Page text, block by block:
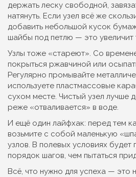
держать леску свободной,
натянуть. Если узел всё же
добавить небольшой кусок
шайбы под петлю — это увеличит
Узлы тоже «стареют». Со
покрыться ржавчиной или
Регулярно промывайте
используете пластмассовые
сухом месте. Чистый узел лучше
реже «отваливается» в воде.
И ещё один лайфхак: перед тем
возьмите с собой маленькую
узлов. В полевых условиях
порядок шагов, чем пытаться
Всё, что нужно для успеха — это